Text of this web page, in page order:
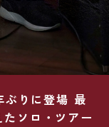
ぶりに登場 最
ソロ・ツアー